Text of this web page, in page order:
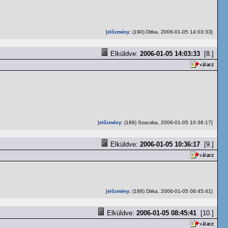
[előzmény: (190) Ditka, 2006-01-05 14:03:33]
Elküldve: 2006-01-05 14:03:33 [8.]
[előzmény: (189) Szacska, 2006-01-05 10:36:17]
Elküldve: 2006-01-05 10:36:17 [9.]
[előzmény: (188) Ditka, 2006-01-05 08:45:41]
Elküldve: 2006-01-05 08:45:41 [10.]